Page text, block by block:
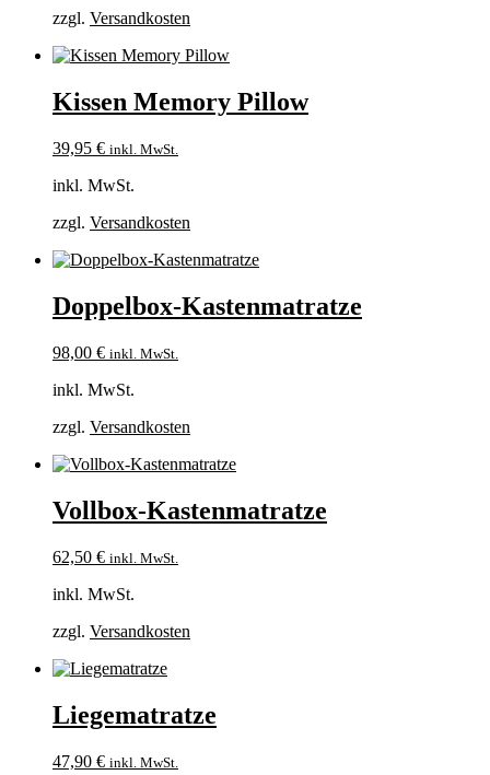
zzgl. Versandkosten
Kissen Memory Pillow
39,95 € inkl. MwSt.
inkl. MwSt.
zzgl. Versandkosten
Doppelbox-Kastenmatratze
98,00 € inkl. MwSt.
inkl. MwSt.
zzgl. Versandkosten
Vollbox-Kastenmatratze
62,50 € inkl. MwSt.
inkl. MwSt.
zzgl. Versandkosten
Liegematratze
47,90 € inkl. MwSt.